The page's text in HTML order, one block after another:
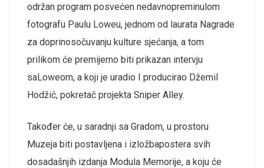
održan program posvećen nedavnopreminulom
fotografu Paulu Loweu, jednom od laurata Nagrade
za doprinosočuvanju kulture sjećanja, a tom
prilikom će premijerno biti prikazan intervju
saLoweom, a koji je uradio I producirao Džemil
Hodžić, pokretač projekta Sniper Alley.
Također će, u saradnji sa Gradom, u prostoru
Muzeja biti postavljena i izložbapostera svih
dosadašnjih izdanja Modula Memorije, a koju će